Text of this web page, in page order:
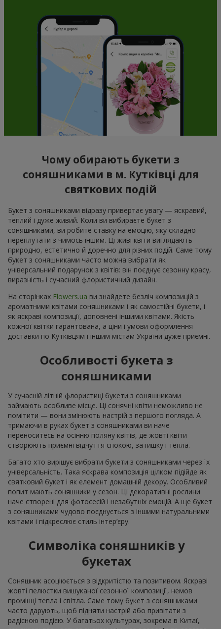
Чому обирають букети з
соняшниками в м. Кутківці для
святкових подій
Букет з соняшниками відразу привертає увагу — яскравий,
теплий і дуже живий. Коли ви вибираєте букет з
соняшниками, ви робите ставку на емоцію, яку складно
переплутати з чимось іншим. Ці живі квіти виглядають
природно, естетично й доречно для різних подій. Саме тому
букет з соняшниками часто можна вибрати як
універсальний подарунок з квітів: він поєднує сезонну красу,
виразність і сучасний флористичний дизайн.
На сторінках Flowers.ua ви знайдете безліч композицій з
ароматними квітами соняшниками і як самостійні букети, і
як яскраві композиції, доповнені іншими квітами. Якість
кожної квітки гарантована, а ціни і умови оформлення
доставки по Кутківцям і іншим містам України дуже приємні.
Особливості букета з
соняшниками
У сучасній літній флористиці букети з соняшниками
займають особливе місце. Ці сонячні квіти неможливо не
помітити — вони змінюють настрій з першого погляда. А
тримаючи в руках букет з соняшниками ви наче
переноситесь на осінню поляну квітів, де жовті квіти
створюють приємні відчуття спокою, затишку і тепла.
Багато хто вирішує вибрати букети з соняшниками через їх
універсальність. Така яскрава композиція цілком підійде як
святковий букет і як елемент домашній декору. Особливий
попит мають соняшники у сезон. Ці декоративні рослини
наче створені для фотосесій і незабутніх емоцій. А ще букет
з соняшниками чудово поєднується з іншими натуральними
квітами і підкреслює стиль інтер’єру.
Символіка соняшників у
букетах
Соняшник асоціюється з відкритістю та позитивом. Яскраві
жовті пелюстки вишуканої сезонної композиції, немов
промінці тепла і світла. Саме тому букет з соняшниками
часто дарують, щоб підняти настрій або привітати з
радісною подією. У багатьох культурах, зокрема в Китаї,